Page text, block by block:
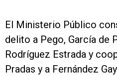
El Ministerio Público
delito a Pego, García de
Rodríguez Estrada y
Pradas y a Fernández